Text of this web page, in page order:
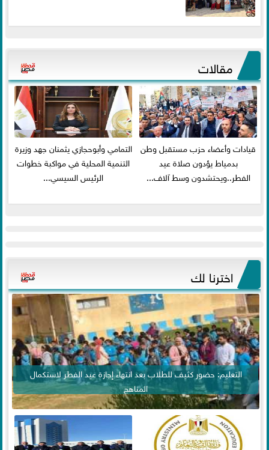
مقالات
قيادات وأعضاء حزب مستقبل وطن
بدمياط يؤدون صلاة عيد
الفطر..ويحتشدون وسط آلاف...
التمامي وأبوحجازي يثمنان جهد وزيرة
التنمية المحلية في مواكبة خطوات
الرئيس السيسي...
اخترنا لك
التعليم: حضور كثيف للطلاب بعد انتهاء إجازة عيد الفطر لاستكمال
المناهج